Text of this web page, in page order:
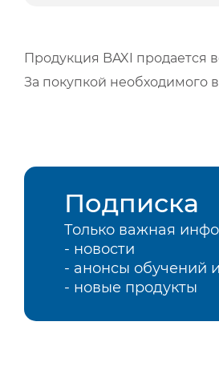
Продукция BAXI продается
За покупкой
Подписка
Только важная
- новости
- анонсы обучений
- новые продукты